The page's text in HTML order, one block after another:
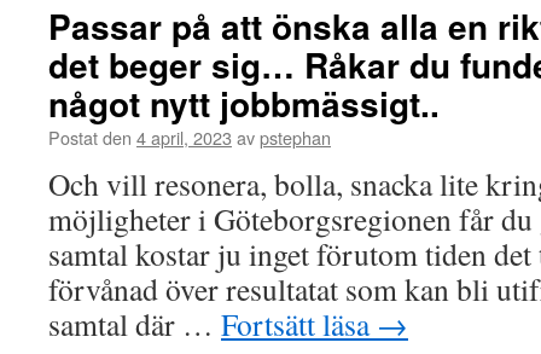
händer
i
världen
för
stunden,
har
du
personligen
drabbats
jobbmässigt?
Passar på att önska alla en
det beger sig… Råkar du
något nytt jobbmässigt..
Postat den 4 april, 2023 avpstephan
Och vill resonera, bolla, snacka lite
möjligheter i Göteborgsregionen får
samtal kostar ju inget förutom tiden
förvånad över resultatat som kan bli
samtal där … Fortsätt läsa →